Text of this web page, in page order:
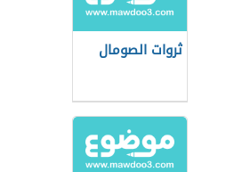
ثروات الصومال